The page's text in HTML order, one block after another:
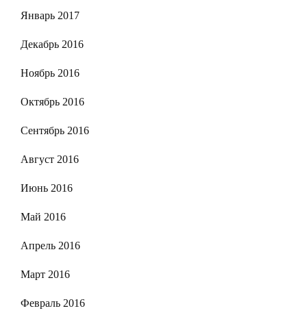
Январь 2017
Декабрь 2016
Ноябрь 2016
Октябрь 2016
Сентябрь 2016
Август 2016
Июнь 2016
Май 2016
Апрель 2016
Март 2016
Февраль 2016